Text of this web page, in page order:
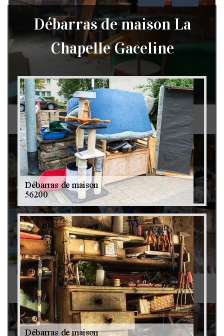
Débarras de grenier et cave 79
Antiquaire 79
Débarras de maison La
Chapelle Gaceline